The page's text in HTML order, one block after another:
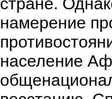
намерение
население